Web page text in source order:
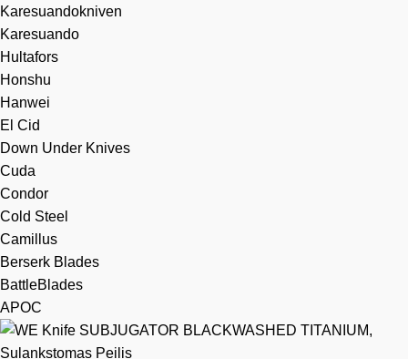
Karesuandokniven
Karesuando
Hultafors
Honshu
Hanwei
El Cid
Down Under Knives
Cuda
Condor
Cold Steel
Camillus
Berserk Blades
BattleBlades
APOC